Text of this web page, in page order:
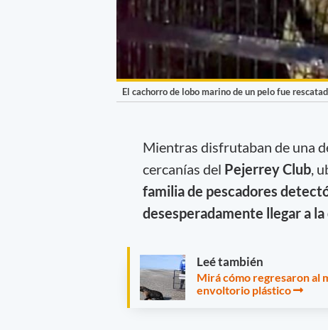
El cachorro de lobo marino de un pelo fue
Mientras disfrutaban de una
cercanías del Pejerrey Club,
familia de pescadores
desesperadamente llegar a la
Leé también
Mirá cómo regresaron al
envoltorio plástico